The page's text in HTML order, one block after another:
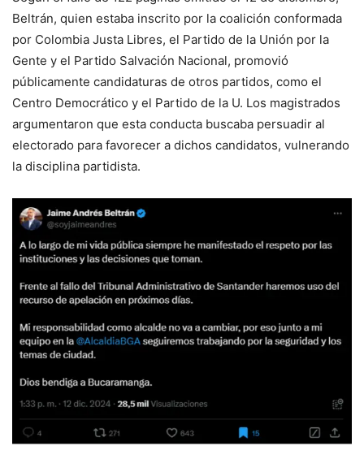
Beltrán, quien estaba inscrito por la coalición conformada
por Colombia Justa Libres, el Partido de la Unión por la
Gente y el Partido Salvación Nacional, promovió
públicamente candidaturas de otros partidos, como el
Centro Democrático y el Partido de la U. Los magistrados
argumentaron que esta conducta buscaba persuadir al
electorado para favorecer a dichos candidatos, vulnerando
la disciplina partidista.